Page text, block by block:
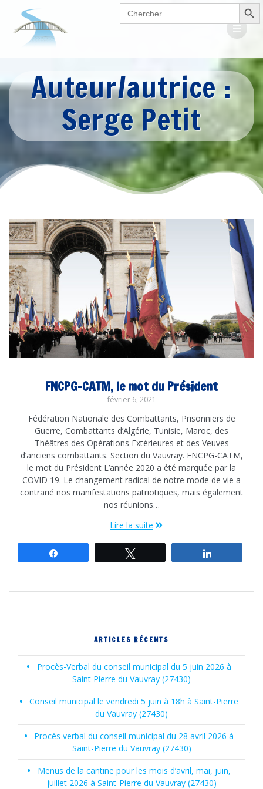
Search Search Button
Passer
au
Auteur/autrice :
Serge Petit
FNCPG-CATM, le mot du Président
février 6, 2021
Fédération Nationale des Combattants, Prisonniers de
Guerre, Combattants d’Algérie, Tunisie, Maroc, des
Théâtres des Opérations Extérieures et des Veuves
d’anciens combattants. Section du Vauvray. FNCPG-CATM,
le mot du Président L’année 2020 a été marquée par la
COVID 19. Le changement radical de notre mode de vie a
contrarié nos manifestations patriotiques, mais également
nos réunions…
Lire la suite
ARTICLES RÉCENTS
Procès-Verbal du conseil municipal du 5 juin 2026 à
Saint Pierre du Vauvray (27430)
Conseil municipal le vendredi 5 juin à 18h à Saint-Pierre
du Vauvray (27430)
Procès verbal du conseil municipal du 28 avril 2026 à
Saint-Pierre du Vauvray (27430)
Menus de la cantine pour les mois d’avril, mai, juin,
juillet 2026 à Saint-Pierre du Vauvray (27430)